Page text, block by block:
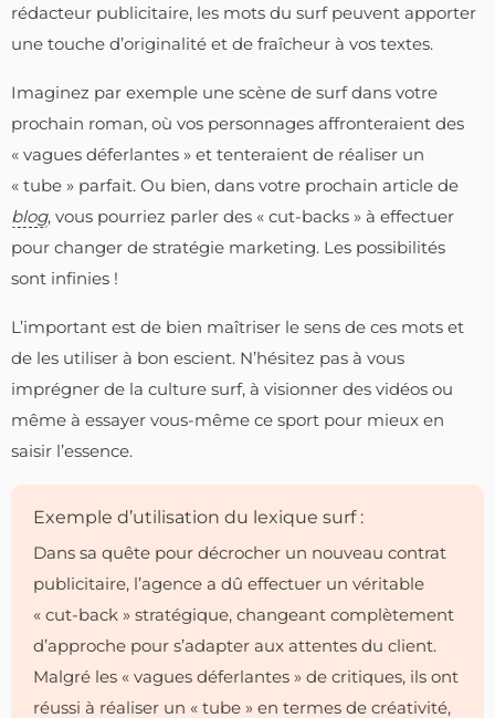
rédacteur publicitaire, les mots du surf peuvent apporter
une touche d’originalité et de fraîcheur à vos textes.
Imaginez par exemple une scène de surf dans votre
prochain roman, où vos personnages affronteraient des
« vagues déferlantes » et tenteraient de réaliser un
« tube » parfait. Ou bien, dans votre prochain article de
blog, vous pourriez parler des « cut-backs » à effectuer
pour changer de stratégie marketing. Les possibilités
sont infinies !
L’important est de bien maîtriser le sens de ces mots et
de les utiliser à bon escient. N’hésitez pas à vous
imprégner de la culture surf, à visionner des vidéos ou
même à essayer vous-même ce sport pour mieux en
saisir l’essence.
Exemple d’utilisation du lexique surf :
Dans sa quête pour décrocher un nouveau contrat
publicitaire, l’agence a dû effectuer un véritable
« cut-back » stratégique, changeant complètement
d’approche pour s’adapter aux attentes du client.
Malgré les « vagues déferlantes » de critiques, ils ont
réussi à réaliser un « tube » en termes de créativité,